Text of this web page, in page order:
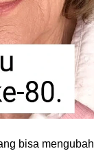
bisa mengubah